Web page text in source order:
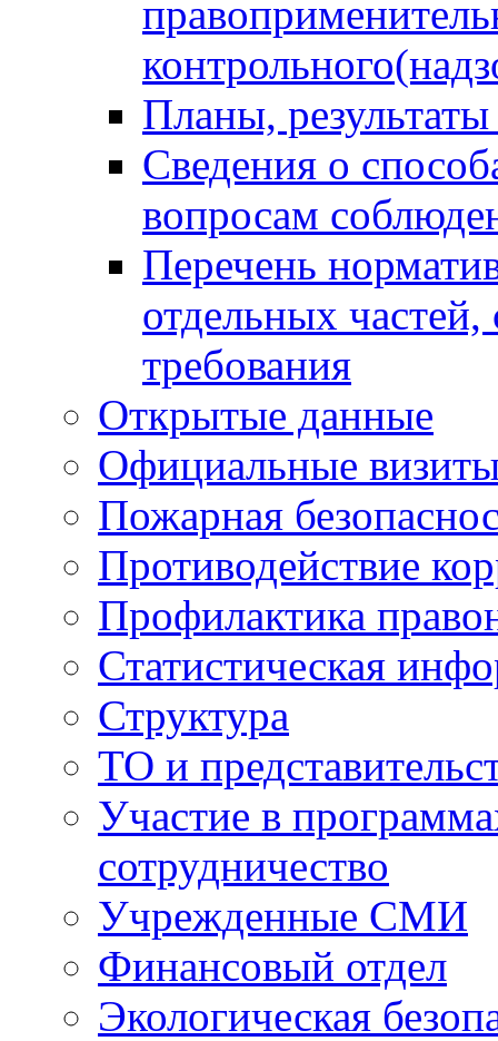
Планы,
Сведения о
вопросам
Перечень
отдельных
требования
Открытые данные
Официальные
Пожарная
Противодействие
Профилактика
Статистическая
Структура
ТО и
Участие в
сотрудничество
Учрежденные СМИ
Финансовый отдел
Экологическая